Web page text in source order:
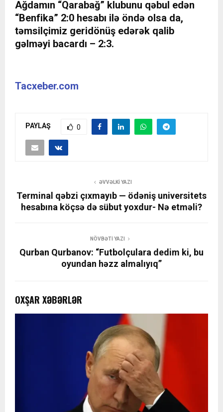
Ağdamın “Qarabağ” klubunu qəbul edən
“Benfika” 2:0 hesabı ilə öndə olsa da,
təmsilçimiz geridönüş edərək qalib
gəlməyi bacardı – 2:3.
Tacxeber.com
PAYLAŞ 0
ƏVVƏLKI YAZI
Terminal qəbzi çıxmayıb — ödəniş universitets
hesabına köçsə də sübut yoxdur- Nə etməli?
NÖVBƏTI YAZI
Qurban Qurbanov: “Futbolçulara dedim ki, bu
oyundan həzz almalıyıq”
OXŞAR XƏBƏRLƏR